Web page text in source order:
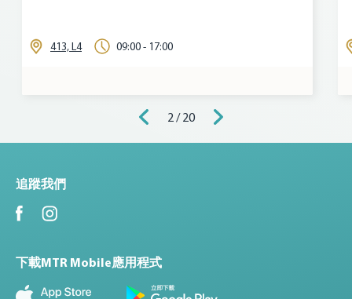
413, L4 09:00 - 17:00
2 / 20
追蹤我們
下載MTR Mobile應用程式